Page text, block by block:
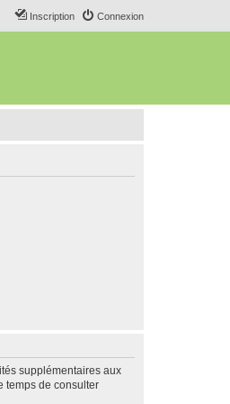
Connexion
Inscription
supplémentaires aux
temps de consulter